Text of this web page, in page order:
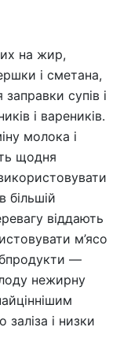
на жир,
і сметана,
супів і
і вареників.
молока і
щодня
більшій
віддають
м’ясо
—
нежирну
і низки